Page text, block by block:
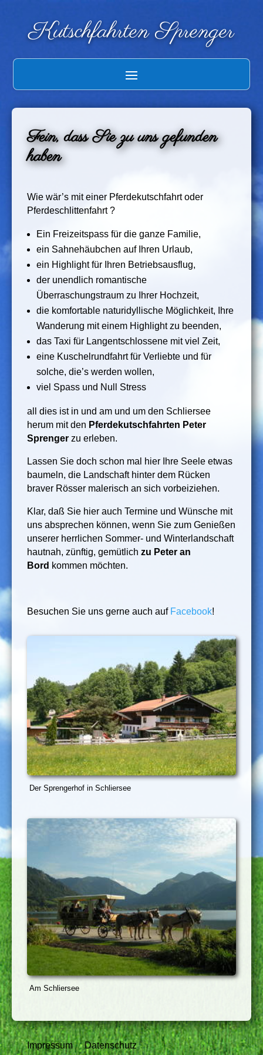
Kutschfahrten Sprenger
Fein, dass Sie zu uns gefunden
haben
Wie wär’s mit einer Pferdekutschfahrt oder
Pferdeschlittenfahrt ?
Ein Freizeitspass für die ganze Familie,
ein Sahnehäubchen auf Ihren Urlaub,
ein Highlight für Ihren Betriebsausflug,
der unendlich romantische
Überraschungstraum zu Ihrer Hochzeit,
die komfortable naturidyllische Möglichkeit, Ihre
Wanderung mit einem Highlight zu beenden,
das Taxi für Langentschlossene mit viel Zeit,
eine Kuschelrundfahrt für Verliebte und für
solche, die’s werden wollen,
viel Spass und Null Stress
all dies ist in und am und um den Schliersee
herum mit den Pferdekutschfahrten Peter
Sprenger zu erleben.
Lassen Sie doch schon mal hier Ihre Seele etwas
baumeln, die Landschaft hinter dem Rücken
braver Rösser malerisch an sich vorbeiziehen.
Klar, daß Sie hier auch Termine und Wünsche mit
uns absprechen können, wenn Sie zum Genießen
unserer herrlichen Sommer- und Winterlandschaft
hautnah, zünftig, gemütlich zu Peter an
Bord kommen möchten.
Besuchen Sie uns gerne auch auf Facebook!
Der Sprengerhof in Schliersee
Am Schliersee
Impressum Datenschutz